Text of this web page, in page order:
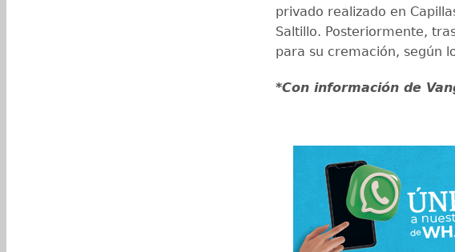
privado realizado en
Saltillo. Posteriormente,
para su cremación, según
*Con información de